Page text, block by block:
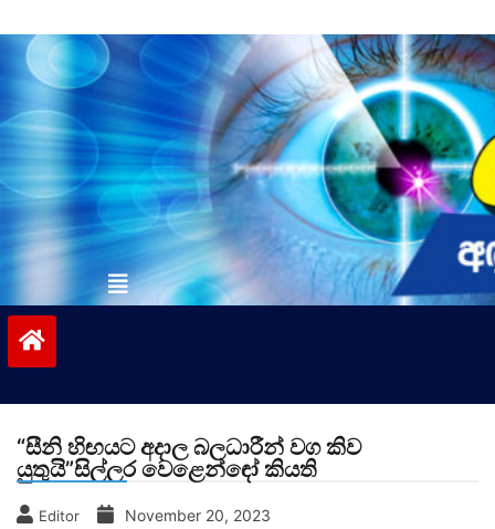
to
contentvinivida.lk
“සීනි හිඟයට අදාල බලධාරීන් වග කිව
යුතුයි”සිල්ලර වෙළෙන්ඳෝ කියති
Editor November 20, 2023